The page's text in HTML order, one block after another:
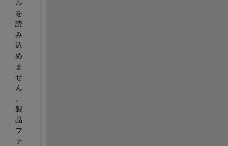
ル
を
読
み
込
め
ま
せ
ん
。
製
品
フ
ァ